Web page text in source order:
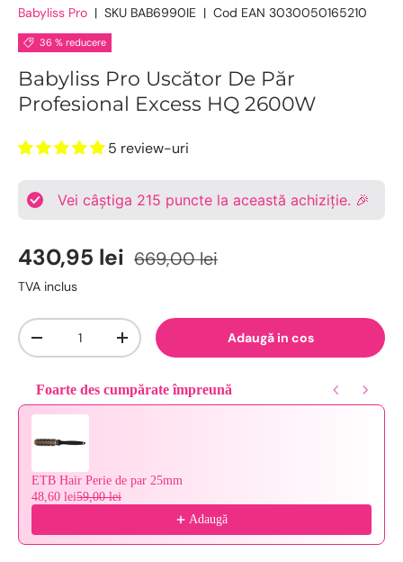
Babyliss Pro | SKU BAB6990IE | Cod EAN 3030050165210
36 % reducere
Babyliss Pro Uscător De Păr
Profesional Excess HQ 2600W
5 review-uri
Vei câștiga 215 puncte la această achiziție. 🎉
430,95 lei 669,00 lei
TVA inclus
Cantitate
-
+ Adaugă in cos
Foarte des cumpărate împreună
Use the Previous and Next buttons to navigate through product
ETB Hair Perie de par 25mm
48,60 lei59,00 lei
Adaugă